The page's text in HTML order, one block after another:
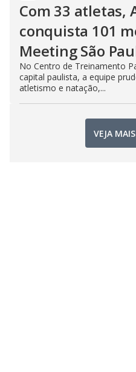
Com 33 atletas,
conquista 101
Meeting São
No Centro de Treinamento
capital paulista, a equipe
atletismo e natação,...
VEJA